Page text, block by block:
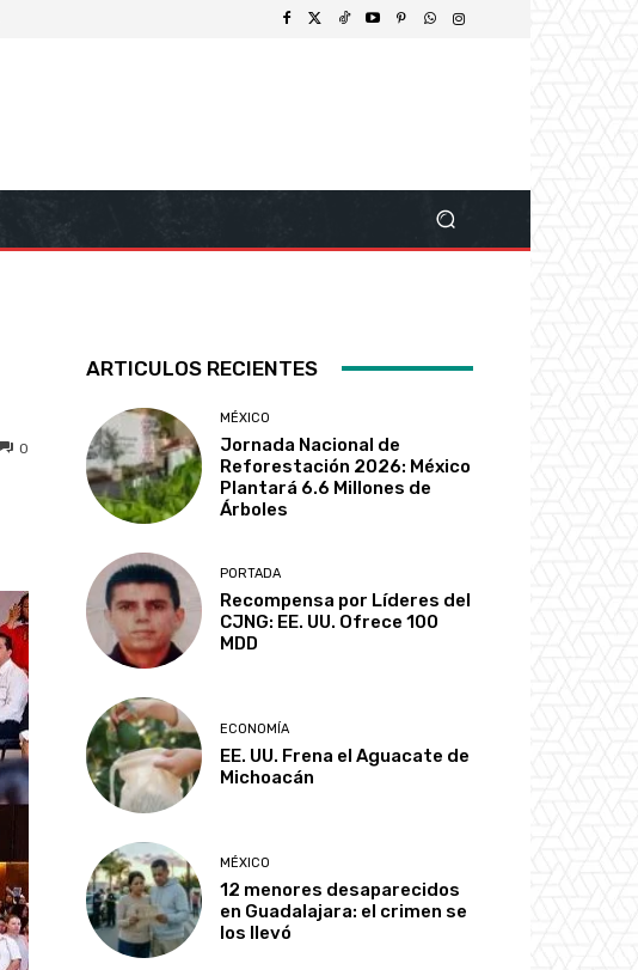
0
ARTICULOS RECIENTES
MÉXICO
Jornada Nacional de
Reforestación 2026: México
Plantará 6.6 Millones de
Árboles
PORTADA
Recompensa por Líderes del
CJNG: EE. UU. Ofrece 100
MDD
ECONOMÍA
EE. UU. Frena el Aguacate de
Michoacán
MÉXICO
12 menores desaparecidos
en Guadalajara: el crimen se
los llevó